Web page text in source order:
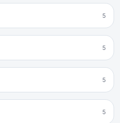
5
5
5
5